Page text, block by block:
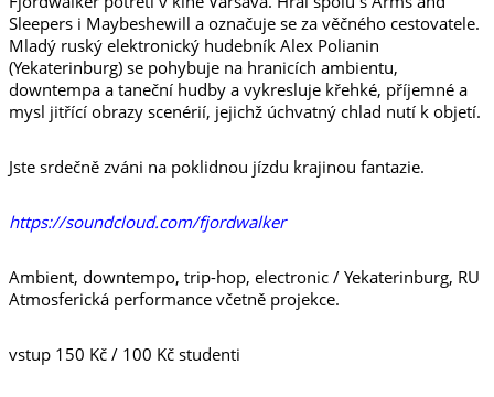
Sleepers i Maybeshewill a označuje se za věčného cestovatele.
Mladý ruský elektronický hudebník Alex Polianin
(Yekaterinburg) se pohybuje na hranicích ambientu,
downtempa a taneční hudby a vykresluje křehké, příjemné a
mysl jitřící obrazy scenérií, jejichž úchvatný chlad nutí k objetí.
Jste srdečně zváni na poklidnou jízdu krajinou fantazie.
https://soundcloud.com/fjordwalker
Ambient, downtempo, trip-hop, electronic / Yekaterinburg, RU
Atmosferická performance včetně projekce.
vstup 150 Kč / 100 Kč studenti